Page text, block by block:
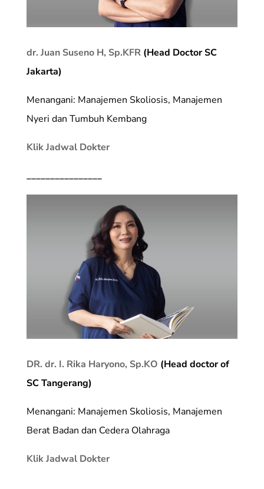
dr. Juan Suseno H, Sp.KFR(Head Doctor SC
Jakarta)
Menangani: Manajemen Skoliosis, Manajemen
Nyeri dan Tumbuh Kembang
Klik Jadwal Dokter
________________
DR. dr. I. Rika Haryono, Sp.KO (Head doctor of
SC Tangerang)
Menangani: Manajemen Skoliosis, Manajemen
Berat Badan dan Cedera Olahraga
Klik Jadwal Dokter